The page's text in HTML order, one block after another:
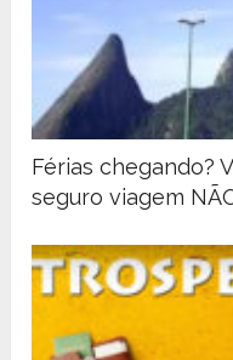
Férias chegando?
seguro viagem